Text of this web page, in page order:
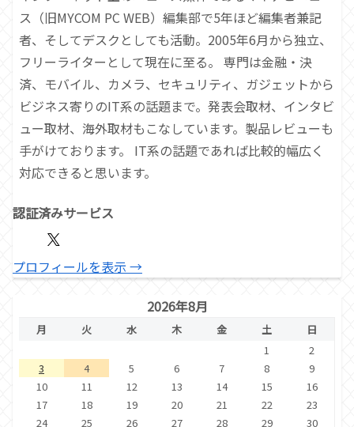
ス（旧MYCOM PC WEB）編集部で5年ほど編集者兼記
者、そしてデスクとしても活動。2005年6月から独立、
フリーライターとして現在に至る。 専門は金融・決
済、モバイル、カメラ、セキュリティ、ガジェットから
ビジネス寄りのIT系の話題まで。発表会取材、インタビ
ュー取材、海外取材もこなしています。製品レビューも
手がけております。 IT系の話題であれば比較的幅広く
対応できると思います。
認証済みサービス
プロフィールを表示 →
2026年8月
月 火 水 木 金 土
日
1
2
3
4 5 6 7 8
9
10
11 12 13 14 15
16
17
18 19 20 21 22
23
24
25 26 27 28 29
30